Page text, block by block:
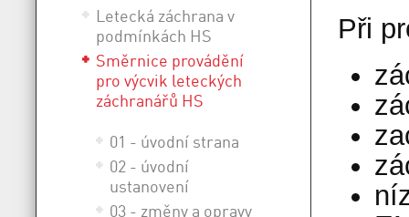
Letecká záchrana v
podmínkách HS
Směrnice provádění
pro výcvik leteckých
záchranářů HS
01 - úvodní strana
02 - úvodní
ustanovení
03 - změny a opravy
Při